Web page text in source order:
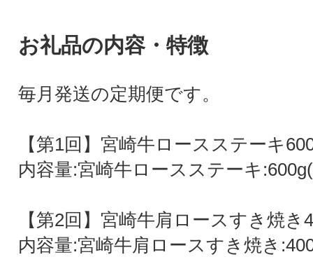
お礼品の内容・特徴
毎月発送の定期便です。
【第1回】宮崎牛ロースステーキ
内容量:宮崎牛ロースステーキ
【第2回】宮崎牛肩ロースすき焼き
内容量:宮崎牛肩ロースすき焼き